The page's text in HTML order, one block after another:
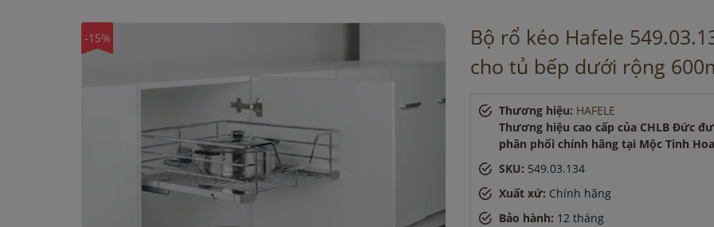
-15%
Bộ rổ kéo Hafele
cho tủ bếp dưới rộng
Thương hiệu: HAFELE
Thương hiệu cao cấp của CHLB Đức
phân phối chính hãng tại Mộc Tinh Hoa
SKU: 549.03.134
Xuất xứ: Chính hãng
Bảo hành: 12 tháng